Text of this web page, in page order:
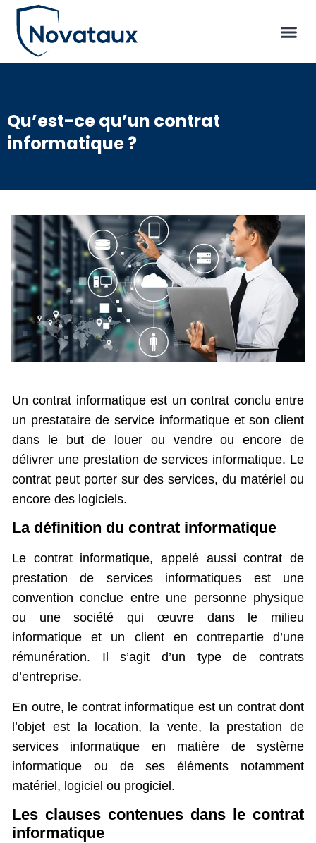
Qu’est-ce qu’un contrat
informatique ?
Un contrat informatique est un contrat conclu entre
un prestataire de service informatique et son client
dans le but de louer ou vendre ou encore de
délivrer une prestation de services informatique. Le
contrat peut porter sur des services, du matériel ou
encore des logiciels.
La définition du contrat informatique
Le contrat informatique, appelé aussi contrat de
prestation de services informatiques est une
convention conclue entre une personne physique
ou une société qui œuvre dans le milieu
informatique et un client en contrepartie d’une
rémunération. Il s’agit d’un type de contrats
d’entreprise.
En outre, le contrat informatique est un contrat dont
l’objet est la location, la vente, la prestation de
services informatique en matière de système
informatique ou de ses éléments notamment
matériel, logiciel ou progiciel.
Les clauses contenues dans le contrat
informatique